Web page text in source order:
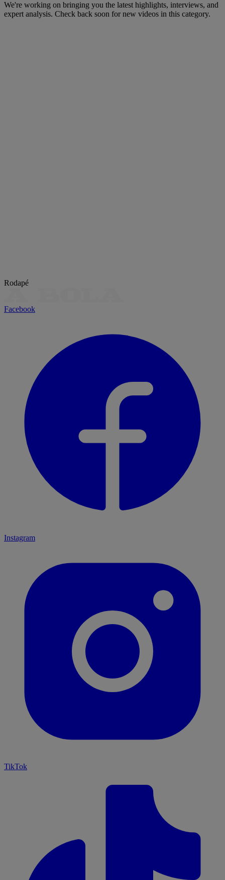
We're working on bringing you the latest highlights, interviews, and
expert analysis. Check back soon for new videos in this category.
Rodapé
Facebook
Instagram
TikTok